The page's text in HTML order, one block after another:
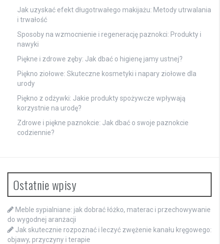
Jak uzyskać efekt długotrwałego makijażu: Metody utrwalania
i trwałość
Sposoby na wzmocnienie i regenerację paznokci: Produkty i
nawyki
Piękne i zdrowe zęby: Jak dbać o higienę jamy ustnej?
Piękno ziołowe: Skuteczne kosmetyki i napary ziołowe dla
urody
Piękno z odżywki: Jakie produkty spożywcze wpływają
korzystnie na urodę?
Zdrowe i piękne paznokcie: Jak dbać o swoje paznokcie
codziennie?
Ostatnie wpisy
Meble sypialniane: jak dobrać łóżko, materac i przechowywanie
do wygodnej aranżacji
Jak skutecznie rozpoznać i leczyć zwężenie kanału kręgowego:
objawy, przyczyny i terapie